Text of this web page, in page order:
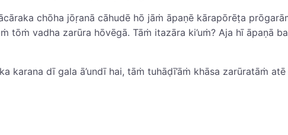
chōha jōṛanā cāhudē hō jāṁ āpaṇē kārapōrēṭa
tōṁ vadha zarūra hōvēgā. Tāṁ itazāra ki’uṁ? Aja hī āpaṇā
karana dī gala ā’undī hai, tāṁ tuhāḍī’āṁ khāsa zarūratāṁ